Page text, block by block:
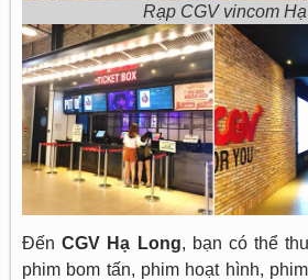
Rạp CGV vincom
ĐếnCGV Hạ Long, bạn có thể
phim bom tấn, phim hoạt hình,